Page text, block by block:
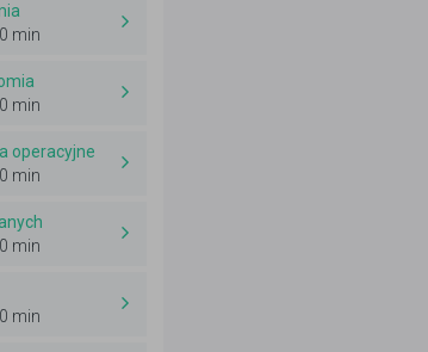
min
min
operacyjne
min
min
min